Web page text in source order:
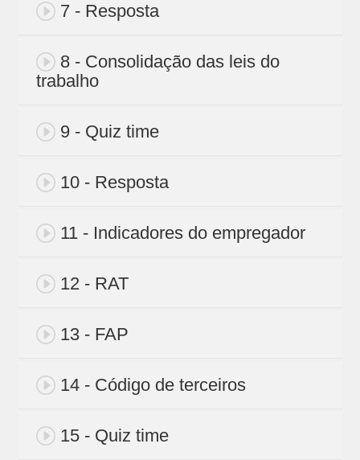
7 - Resposta
8 - Consolidação das leis do
trabalho
9 - Quiz time
10 - Resposta
11 - Indicadores do empregador
12 - RAT
13 - FAP
14 - Código de terceiros
15 - Quiz time